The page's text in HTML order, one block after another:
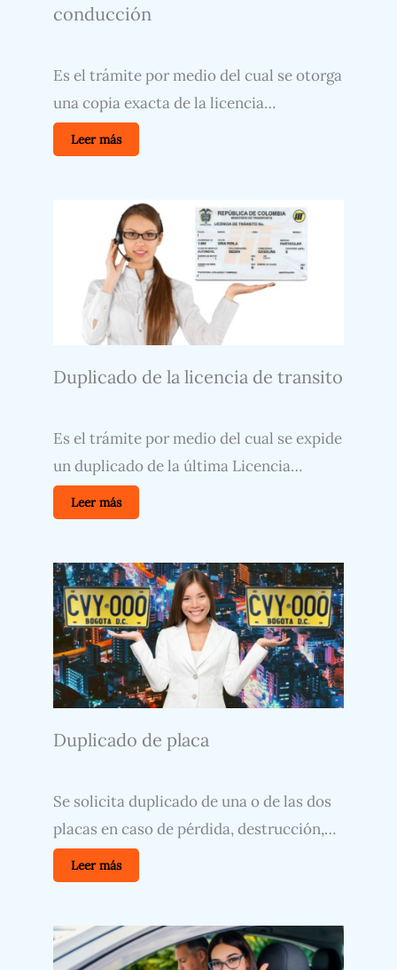
conducción
Es el trámite por medio del cual se otorga
una copia exacta de la licencia…
Leer más
Duplicado de la licencia de transito
Es el trámite por medio del cual se expide
un duplicado de la última Licencia…
Leer más
Duplicado de placa
Se solicita duplicado de una o de las dos
placas en caso de pérdida, destrucción,…
Leer más